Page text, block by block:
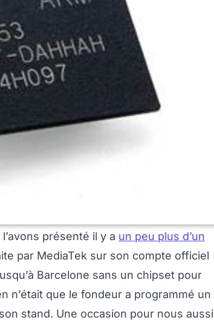
présenté il y a un peu plus d’un
par MediaTek sur son compte officiel
Barcelone sans un chipset pour
n’était que le fondeur a programmé un
stand. Une occasion pour nous aussi